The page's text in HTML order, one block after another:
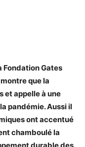
Fondation Gates
que la
et appelle à une
pandémie. Aussi il
ont accentué
chamboulé la
durable des